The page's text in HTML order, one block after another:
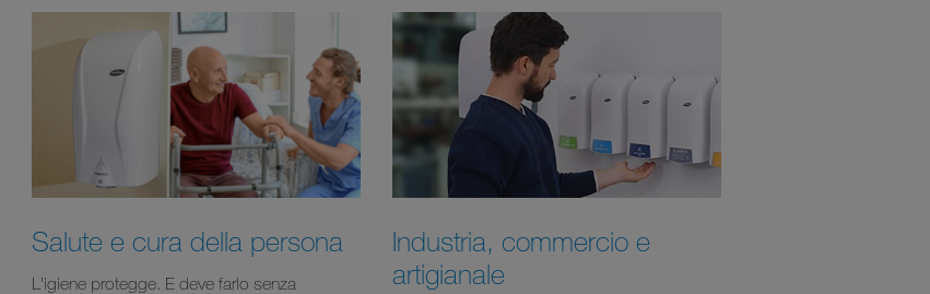
Salute e cura della persona
L'igiene protegge. E deve farlo senza
Industria, commercio e
artigianale